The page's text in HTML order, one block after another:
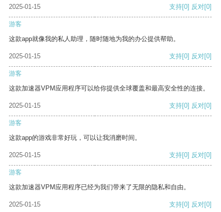
2025-01-15
支持[0] 反对[0]
游客
这款app就像我的私人助理，随时随地为我的办公提供帮助。
2025-01-15 支持[0] 反对[0]
游客
这款加速器VPM应用程序可以给你提供全球覆盖和最高安全性的连接。
2025-01-15 支持[0] 反对[0]
游客
这款app的游戏非常好玩，可以让我消磨时间。
2025-01-15 支持[0] 反对[0]
游客
这款加速器VPM应用程序已经为我们带来了无限的隐私和自由。
2025-01-15 支持[0] 反对[0]